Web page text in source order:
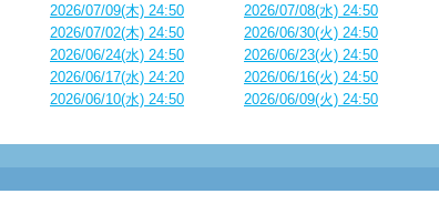
2026/07/09(木) 24:50
2026/07/08(水) 24:50
2026/07/02(木) 24:50
2026/06/30(火) 24:50
2026/06/24(水) 24:50
2026/06/23(火) 24:50
2026/06/17(水) 24:20
2026/06/16(火) 24:50
2026/06/10(水) 24:50 2026/06/09(火) 24:50